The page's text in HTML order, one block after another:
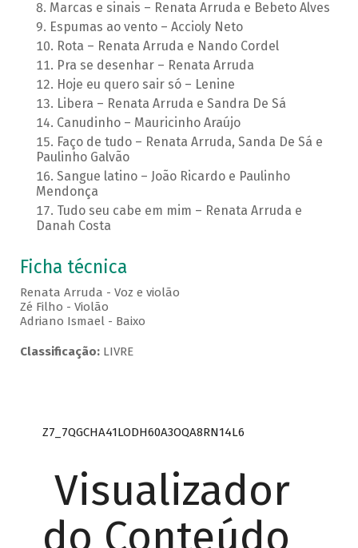
Marcas e sinais – Renata Arruda e Bebeto Alves
Espumas ao vento – Accioly Neto
Rota – Renata Arruda e Nando Cordel
Pra se desenhar – Renata Arruda
Hoje eu quero sair só – Lenine
Libera – Renata Arruda e Sandra De Sá
Canudinho – Mauricinho Araújo
Faço de tudo – Renata Arruda, Sanda De Sá e
Paulinho Galvão
Sangue latino – João Ricardo e Paulinho
Mendonça
Tudo seu cabe em mim – Renata Arruda e
Danah Costa
Ficha técnica
Renata Arruda - Voz e violão
Zé Filho - Violão
Adriano Ismael - Baixo
Classificação:LIVRE
Z7_7QGCHA41LODH60A3OQA8RN14L6
Visualizador
do Conteúdo